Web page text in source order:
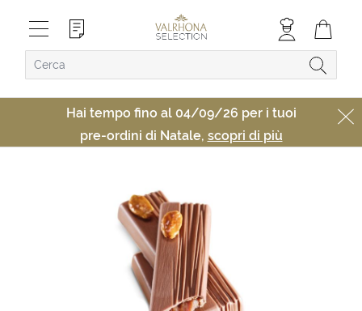
Hai tempo fino al 04/09/26 per i tuoi
pre-ordini di Natale, scopri di più